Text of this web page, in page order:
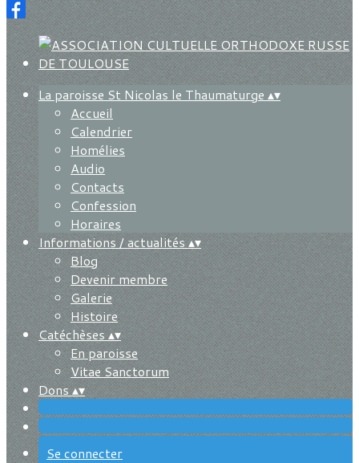
La paroisse St Nicolas le Thaumaturge ▴▾
Accueil
Calendrier
Homélies
Audio
Contacts
Confession
Horaires
Informations / actualités▴▾
Blog
Devenir membre
Galerie
Histoire
Catéchèses▴▾
En paroisse
Vitae Sanctorum
Dons▴▾
Se connecter